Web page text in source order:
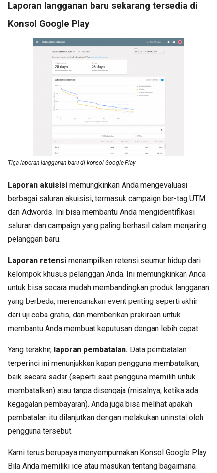
Laporan langganan baru sekarang tersedia di
Konsol Google Play
Tiga laporan langganan baru di konsol Google Play
Laporan akuisisi memungkinkan Anda mengevaluasi
berbagai saluran akuisisi, termasuk campaign ber-tag UTM
dan Adwords. Ini bisa membantu Anda mengidentifikasi
saluran dan campaign yang paling berhasil dalam menjaring
pelanggan baru.
Laporan retensi menampilkan retensi seumur hidup dari
kelompok khusus pelanggan Anda. Ini memungkinkan Anda
untuk bisa secara mudah membandingkan produk langganan
yang berbeda, merencanakan event penting seperti akhir
dari uji coba gratis, dan memberikan prakiraan untuk
membantu Anda membuat keputusan dengan lebih cepat.
Yang terakhir, laporan pembatalan. Data pembatalan
terperinci ini menunjukkan kapan pengguna membatalkan,
baik secara sadar (seperti saat pengguna memilih untuk
membatalkan) atau tanpa disengaja (misalnya, ketika ada
kegagalan pembayaran). Anda juga bisa melihat apakah
pembatalan itu dilanjutkan dengan melakukan uninstal oleh
pengguna tersebut.
Kami terus berupaya menyempurnakan Konsol Google Play.
Bila Anda memiliki ide atau masukan tentang bagaimana